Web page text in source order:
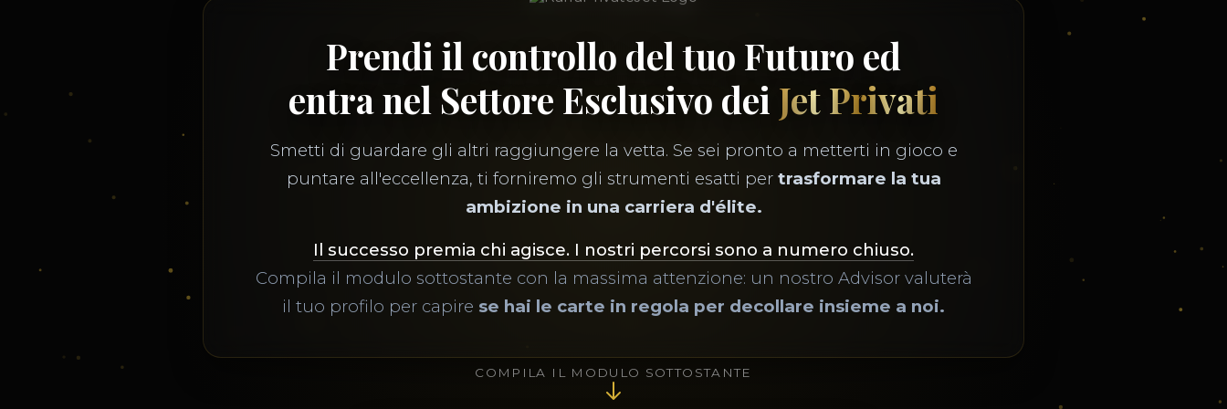
Prendi il controllo del tuo Futuro ed
entra nel Settore Esclusivo dei Jet Privati
Smetti di guardare gli altri raggiungere la vetta. Se sei pronto a metterti in gioco e
puntare all'eccellenza, ti forniremo gli strumenti esatti per trasformare la tua
ambizione in una carriera d'élite.
Il successo premia chi agisce. I nostri percorsi sono a numero chiuso.
Compila il modulo sottostante con la massima attenzione: un nostro Advisor valuterà
il tuo profilo per capire se hai le carte in regola per decollare insieme a noi.
COMPILA IL MODULO SOTTOSTANTE